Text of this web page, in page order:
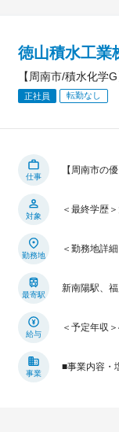
徳山積水工業
【周南市/積水化学
正社員 転勤なし
仕事
【周南市の
対象
＜最終学歴
勤務地
＜勤務地詳
最寄駅
新南陽駅、
給与
＜予定年収
事業
■事業内容・